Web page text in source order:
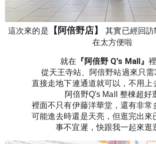
這次來的是 【 阿倍野店】其實已經回訪
在太方便啦
就在 『阿倍野 Q's Mall』
從天王寺站、阿倍野站過來只需
直接走地下連通道就可以，不用上
阿倍野Q's Mall 整棟超好
裡面不只有伊藤洋華堂，還有非常
可能進去時還是天亮，但逛完出來
事不宜遲，快跟我一起來逛